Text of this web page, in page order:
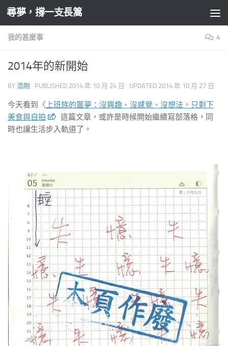
Skip to content
尋夢，撐一支長篙
我的甚麼事 4
2014年的新開始
BY 浩剛 · PUBLISHED 2014 年 10 月 24 日 · UPDATED 2014 年 10 月 27 日
今天看到〈 上班族的噩夢：沒興趣、沒感覺、沒想法，只剩下
美食與自拍
〉這篇文章，或許是時候開始繼續寫部落格，同
時也讓生活步入軌道了。